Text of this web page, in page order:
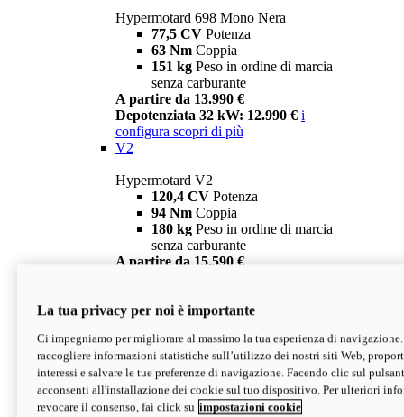
Hypermotard 698 Mono Nera
77,5 CV Potenza
63 Nm Coppia
151 kg Peso in ordine di marcia
senza carburante
A partire da 13.990 €
Depotenziata 32 kW: 12.990 € i
configura scopri di più
V2
Hypermotard V2
120,4 CV Potenza
94 Nm Coppia
180 kg Peso in ordine di marcia
senza carburante
A partire da 15.590 €
V2 SP
Hypermotard V2 SP
120,4 CVPotenza
94 NmCoppia
177 kgPeso in ordine di marcia
senza carburante
La tua privacy per noi è importante
Ci impegniamo per migliorare al massimo la tua esperienza di
raccogliere informazioni statistiche sull’utilizzo dei nostri siti Web,
interessi e salvare le tue preferenze di navigazione. Facendo clic sul
acconsenti all'installazione dei cookie sul tuo dispositivo. Per ulteriori
revocare il consenso, fai click su impostazioni cookie